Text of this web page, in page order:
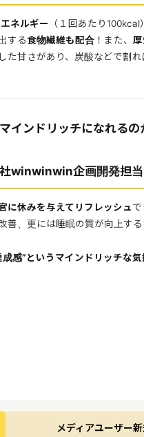
ネルギー
（１回あたり
する食物繊維も配合 ！また、
た甘さがあり、炭酸などで割
インドリッチになれるの
winwinwin企画開発担当
に休みを与えてリフレッシュで
、更には睡眠の質が向上する
成感”というマインドリッチな
メディアユーザー